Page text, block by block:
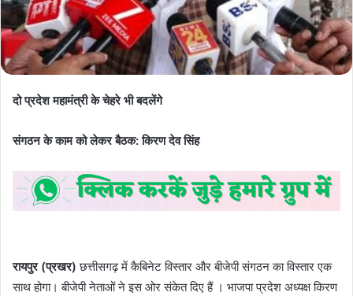
दो प्रदेश महामंत्री के चेहरे भी बदलेंगे
संगठन के काम को लेकर बैठक: किरण देव सिंह
रायपुर (प्रखर) छत्तीसगढ़ में कैबिनेट विस्तार और बीजेपी संगठन का विस्तार एक
साथ होगा। बीजेपी नेताओं ने इस ओर संकेत दिए हैं । भाजपा प्रदेश अध्यक्ष किरण